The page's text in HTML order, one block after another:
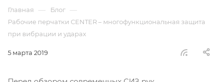
Главная — Блог —
Рабочие перчатки CENTER – многофункциональная защита
при вибрации и ударах
5 марта 2019